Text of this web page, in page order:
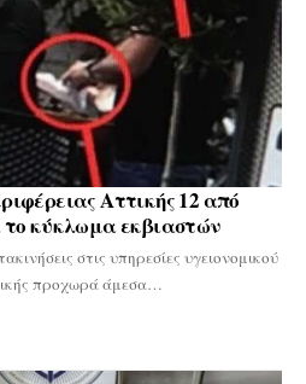
Αττικής 12 από
το κύκλωμα εκβιαστών
στις υπηρεσίες υγειονομικού
προχωρά άμεσα…